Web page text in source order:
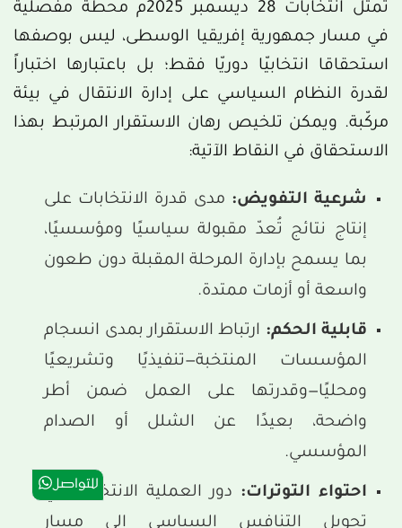
تمثل انتخابات 28 ديسمبر 2025م محطة مفصلية
في مسار جمهورية إفريقيا الوسطى، ليس بوصفها
استحقاقا انتخابيّا دوريّا فقط؛ بل باعتبارها اختباراً
لقدرة النظام السياسي على إدارة الانتقال في بيئة
مركّبة. ويمكن تلخيص رهان الاستقرار المرتبط بهذا
الاستحقاق في النقاط الآتية:
شرعية التفويض: مدى قدرة الانتخابات على
إنتاج نتائج تُعدّ مقبولة سياسيًا ومؤسسيًا،
بما يسمح بإدارة المرحلة المقبلة دون طعون
واسعة أو أزمات ممتدة.
قابلية الحكم: ارتباط الاستقرار بمدى انسجام
المؤسسات المنتخبة—تنفيذيًا وتشريعيًا
ومحليًا—وقدرتها على العمل ضمن أطر
واضحة، بعيدًا عن الشلل أو الصدام
المؤسسي.
احتواء التوترات: دور العملية الانتخابية في
تحويل التنافس السياسي إلى مسار
للتواصل